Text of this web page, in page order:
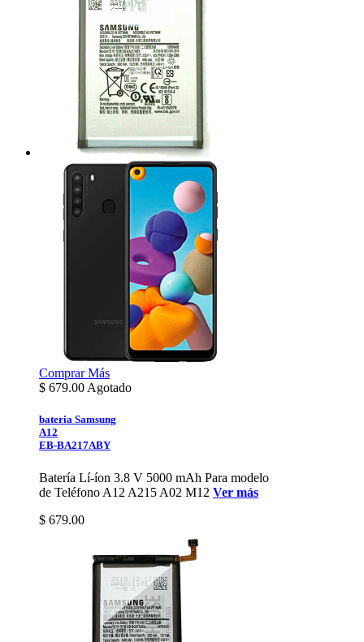
ComprarMás
$ 679.00 Agotado
bateria Samsung
A12
EB-BA217ABY
Batería Lí-íon 3.8 V 5000 mAh Para modelo
de Teléfono A12 A215 A02 M12 Ver más
$ 679.00